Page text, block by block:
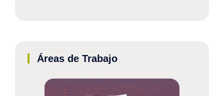
Áreas de Trabajo